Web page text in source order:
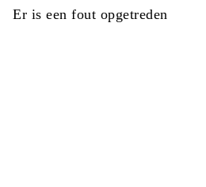
Er is een fout opgetreden